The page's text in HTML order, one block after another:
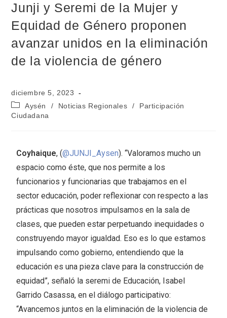
Junji y Seremi de la Mujer y
Equidad de Género proponen
avanzar unidos en la eliminación
de la violencia de género
diciembre 5, 2023
Aysén
/ Noticias Regionales /
Participación
Ciudadana
Coyhaique, (@JUNJI_Aysen). “Valoramos mucho un
espacio como éste, que nos permite a los
funcionarios y funcionarias que trabajamos en el
sector educación, poder reflexionar con respecto a las
prácticas que nosotros impulsamos en la sala de
clases, que pueden estar perpetuando inequidades o
construyendo mayor igualdad. Eso es lo que estamos
impulsando como gobierno, entendiendo que la
educación es una pieza clave para la construcción de
equidad”, señaló la seremi de Educación, Isabel
Garrido Casassa, en el diálogo participativo:
“Avancemos juntos en la eliminación de la violencia de